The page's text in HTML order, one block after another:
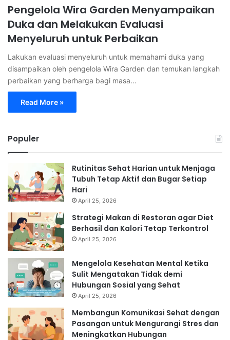
Pengelola Wira Garden Menyampaikan
Duka dan Melakukan Evaluasi
Menyeluruh untuk Perbaikan
Lakukan evaluasi menyeluruh untuk memahami duka yang
disampaikan oleh pengelola Wira Garden dan temukan langkah
perbaikan yang berharga bagi masa…
Read More »
Populer
Rutinitas Sehat Harian untuk Menjaga
Tubuh Tetap Aktif dan Bugar Setiap
Hari
April 25, 2026
Strategi Makan di Restoran agar Diet
Berhasil dan Kalori Tetap Terkontrol
April 25, 2026
Mengelola Kesehatan Mental Ketika
Sulit Mengatakan Tidak demi
Hubungan Sosial yang Sehat
April 25, 2026
Membangun Komunikasi Sehat dengan
Pasangan untuk Mengurangi Stres dan
Meningkatkan Hubungan